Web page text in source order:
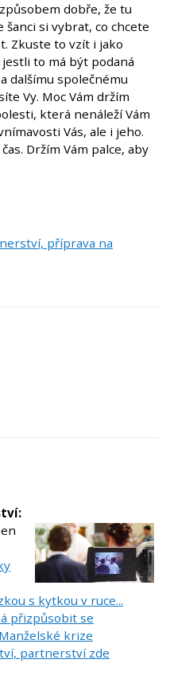
dobře, že tu
si vybrat, co chcete
Zkuste to vzít i jako
to má být podaná
dalšímu společnému
Vy. Moc Vám držím
která nenáleží Vám
Vás, ale i jeho.
Držím Vám palce, aby
příprava na
s kytkou v ruce...
přizpůsobit se
krize
partnerství zde